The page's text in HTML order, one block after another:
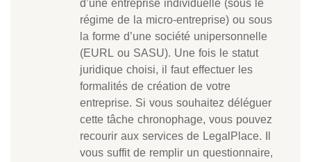
d’une entreprise individuelle (sous le
régime de la micro-entreprise) ou sous
la forme d’une société unipersonnelle
(EURL ou SASU). Une fois le statut
juridique choisi, il faut effectuer les
formalités de création de votre
entreprise. Si vous souhaitez déléguer
cette tâche chronophage, vous pouvez
recourir aux services de LegalPlace. Il
vous suffit de remplir un questionnaire,